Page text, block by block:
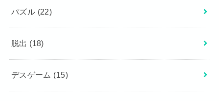
パズル (22)
脱出 (18)
デスゲーム (15)